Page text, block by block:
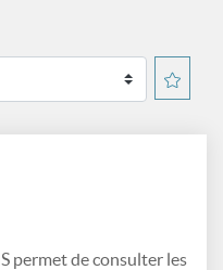
permet de consulter les